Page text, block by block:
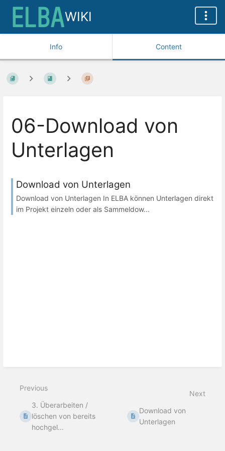
WIKI
Info Content
06-Download von
Unterlagen
Download von Unterlagen
Download von Unterlagen In ELBA können Unterlagen direkt
im Projekt einzeln oder als Sammeldow...
Previous
3. Überarbeiten /
löschen von bereits
hochgel...
Next
Download von
Unterlagen